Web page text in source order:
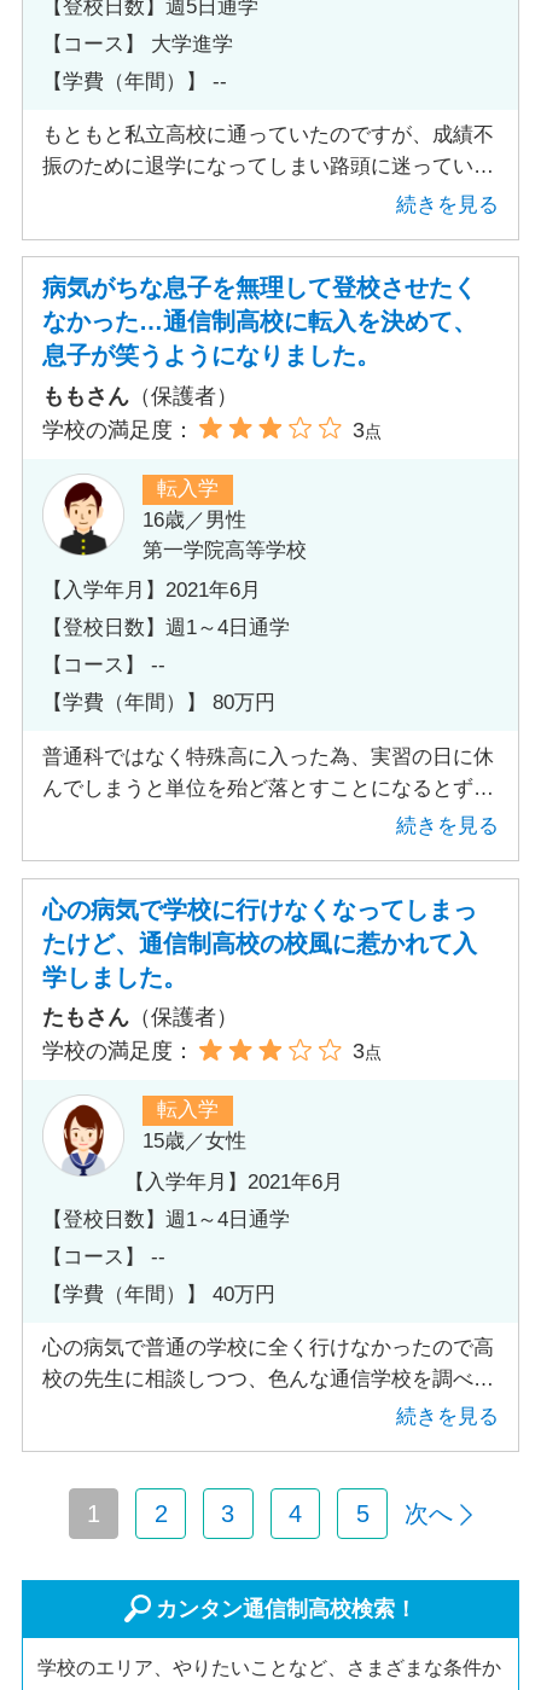
【登校日数】週5日通学
【コース】 大学進学
【学費（年間）】 --
もともと私立高校に通っていたのですが、成績不
振のために退学になってしまい路頭に迷っていた
ところを後輩の父親にこのID学園高等学校を教え
たためどこの高校も転入するための申し込み期限
に間に合わず行く高校がないという状況だったた
めここしかないと選びました。
続きを見る
病気がちな息子を無理して登校させたく
なかった…通信制高校に転入を決めて、
息子が笑うようになりました。
ももさん （保護者）
学校の満足度：
3点
転入学
16歳／男性
第一学院高等学校
【入学年月】2021年6月
【登校日数】週1～4日通学
【コース】 --
【学費（年間）】 80万円
普通科ではなく特殊高に入った為、実習の日に休
んでしまうと単位を殆ど落とすことになるとずっ
と脅しのように言われていたので、病気がちな子
そのうち、クラスに馴染めない、やりたいことを
できる時間が取れない通学時間が長い休日登校が
あるなど、色々な事が重なり自ら転入したいと相
談されました。
続きを見る
心の病気で学校に行けなくなってしまっ
たけど、通信制高校の校風に惹かれて入
学しました。
たもさん （保護者）
学校の満足度：
3点
転入学
15歳／女性
【入学年月】2021年6月
【登校日数】週1～4日通学
【コース】 --
【学費（年間）】 40万円
心の病気で普通の学校に全く行けなかったので高
校の先生に相談しつつ、色んな通信学校を調べま
したが、飛鳥未来の体験入学で校風や授業体制に
続きを見る
1 2 3 4 5 次へ
カンタン通信制高校検索！
学校のエリア、やりたいことなど、さまざまな条件か